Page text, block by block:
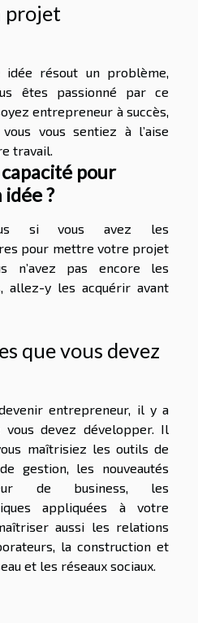
projet
idée résout un problème,
êtes passionné par ce
entrepreneur à succès,
vous sentiez à l’aise
travail.
capacité pour
?
si vous avez les
pour mettre votre projet
n’avez pas encore les
allez-y les acquérir avant
que vous devez
entrepreneur, il y a
vous devez développer. Il
maîtrisiez les outils de
gestion, les nouveautés
de business, les
appliquées à votre
aussi les relations
la construction et
et les réseaux sociaux.